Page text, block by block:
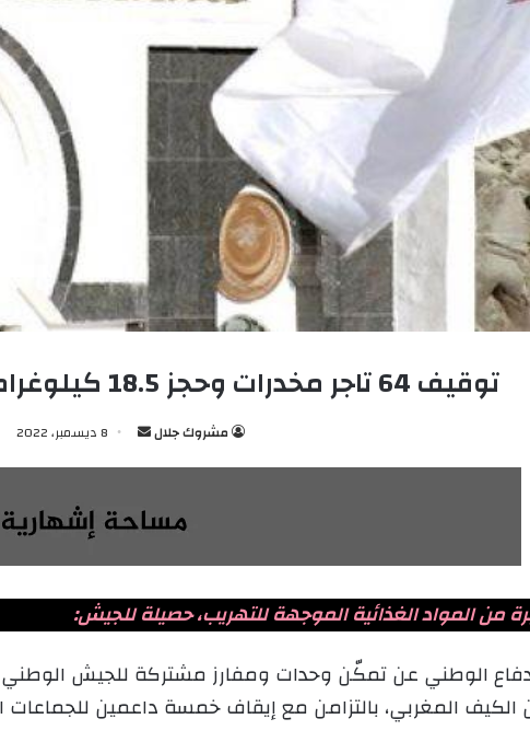
توقيف 64 تاجر مخدرات وحجز 18.5 كيلوغراما من الكيف المغربي
مشروك جلال
أرسل 8 ديسمبر، 2022
من المواد الغذائية الموجهة للتهريب، حصيلة للجيش: